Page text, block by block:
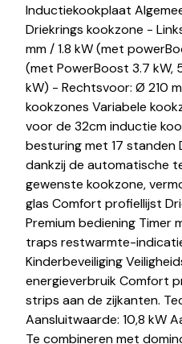
Inductiekookplaat
Driekrings kookzone -
mm / 1.8 kW (met
(met PowerBoost 3.7 kW,
kW) - Rechtsvoor: Ø 210
kookzones Variabele
voor de 32cm inductie
besturing met 17
dankzij de automatische
gewenste kookzone,
glas Comfort profiellijst
Premium bediening Timer
traps restwarmte-
Kinderbeveiliging
energieverbruik Comfort
strips aan de zijkanten.
Aansluitwaarde: 10,8 kW
Te combineren met